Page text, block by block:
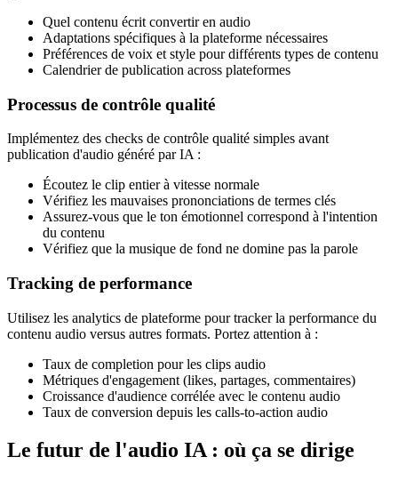
Quel contenu écrit convertir en audio
Adaptations spécifiques à la plateforme nécessaires
Préférences de voix et style pour différents types de contenu
Calendrier de publication across plateformes
Processus de contrôle qualité
Implémentez des checks de contrôle qualité simples avant
publication d'audio généré par IA :
Écoutez le clip entier à vitesse normale
Vérifiez les mauvaises prononciations de termes clés
Assurez-vous que le ton émotionnel correspond à l'intention
du contenu
Vérifiez que la musique de fond ne domine pas la parole
Tracking de performance
Utilisez les analytics de plateforme pour tracker la performance du
contenu audio versus autres formats. Portez attention à :
Taux de completion pour les clips audio
Métriques d'engagement (likes, partages, commentaires)
Croissance d'audience corrélée avec le contenu audio
Taux de conversion depuis les calls-to-action audio
Le futur de l'audio IA : où ça se dirige